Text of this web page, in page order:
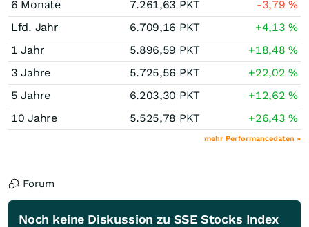
6 Monate 7.261,63 PKT -3,79%
Lfd. Jahr
6.709,16 PKT +4,13%
1 Jahr
5.896,59 PKT +18,48%
3 Jahre
5.725,56 PKT +22,02%
5 Jahre
6.203,30 PKT +12,62%
10 Jahre
5.525,78 PKT +26,43%
mehr Performancedaten »
Forum
Noch keine Diskussion zu SSE Stocks Index